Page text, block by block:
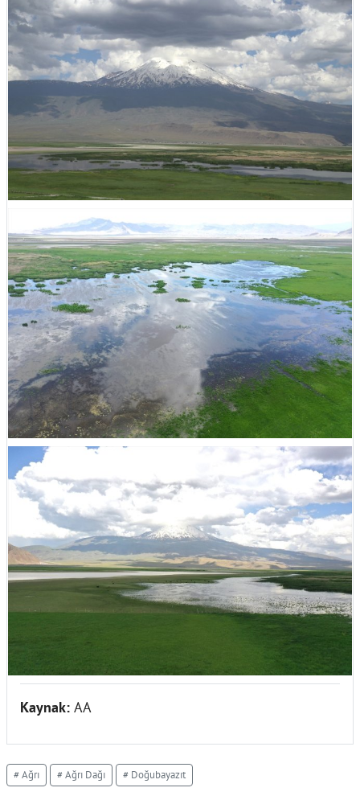
Kaynak: AA
# Ağrı # Ağrı Dağı # Doğubayazıt